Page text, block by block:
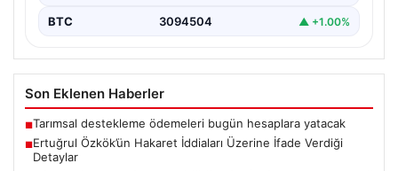
BTC 3094504 ▲ +1.00%
Son Eklenen Haberler
■Tarımsal destekleme ödemeleri bugün hesaplara yatacak
■Ertuğrul Özkök’ün Hakaret İddiaları Üzerine İfade Verdiği
Detaylar